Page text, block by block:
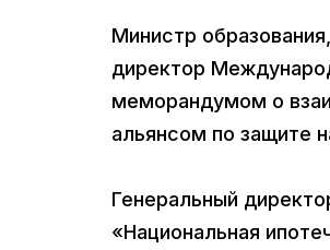
Министр
директор
меморандумом о
альянсом по защите
Генеральный
«Национальная